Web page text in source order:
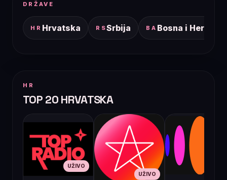
DRŽAVE
HR Hrvatska RSSrbija BA Bosna i
HR
TOP 20 HRVATSKA
UŽIVO
UŽIVO